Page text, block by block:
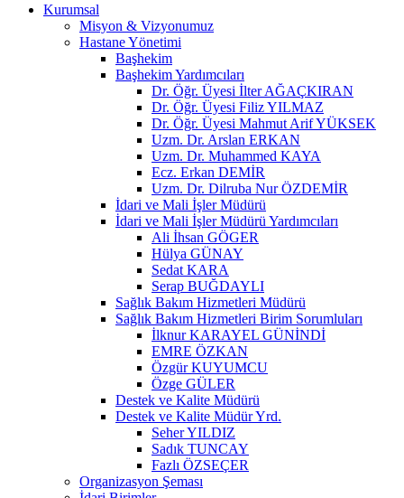
Kurumsal
Misyon & Vizyonumuz
Hastane Yönetimi
Başhekim
Başhekim Yardımcıları
Dr. Öğr. Üyesi İlter AĞAÇKIRAN
Dr. Öğr. Üyesi Filiz YILMAZ
Dr. Öğr. Üyesi Mahmut Arif YÜKSEK
Uzm. Dr. Arslan ERKAN
Uzm. Dr. Muhammed KAYA
Ecz. Erkan DEMİR
Uzm. Dr. Dilruba Nur ÖZDEMİR
İdari ve Mali İşler Müdürü
İdari ve Mali İşler Müdürü Yardımcıları
Ali İhsan GÖGER
Hülya GÜNAY
Sedat KARA
Serap BUĞDAYLI
Sağlık Bakım Hizmetleri Müdürü
Sağlık Bakım Hizmetleri Birim Sorumluları
İlknur KARAYEL GÜNİNDİ
EMRE ÖZKAN
Özgür KUYUMCU
Özge GÜLER
Destek ve Kalite Müdürü
Destek ve Kalite Müdür Yrd.
Seher YILDIZ
Sadık TUNCAY
Fazlı ÖZSEÇER
Organizasyon Şeması